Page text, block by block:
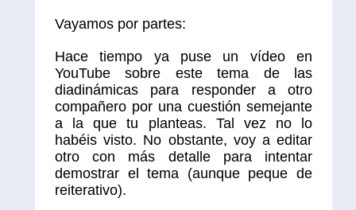
Vayamos por partes:
Hace tiempo ya puse un vídeo en
YouTube sobre este tema de las
diadinámicas para responder a otro
compañero por una cuestión semejante
a la que tu planteas. Tal vez no lo
habéis visto. No obstante, voy a editar
otro con más detalle para intentar
demostrar el tema (aunque peque de
reiterativo).